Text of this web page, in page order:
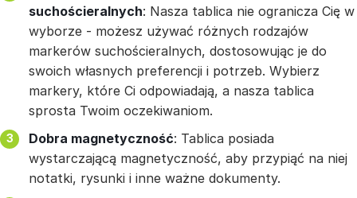
suchościeralnych: Nasza tablica nie ogranicza Cię w
wyborze - możesz używać różnych rodzajów
markerów suchościeralnych, dostosowując je do
swoich własnych preferencji i potrzeb. Wybierz
markery, które Ci odpowiadają, a nasza tablica
sprosta Twoim oczekiwaniom.
Dobra magnetyczność: Tablica posiada
wystarczającą magnetyczność, aby przypiąć na niej
notatki, rysunki i inne ważne dokumenty.